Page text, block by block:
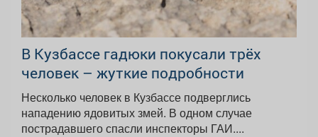
В Кузбассе гадюки покусали трёх
человек – жуткие подробности
Несколько человек в Кузбассе подверглись
нападению ядовитых змей. В одном случае
пострадавшего спасли инспекторы ГАИ....